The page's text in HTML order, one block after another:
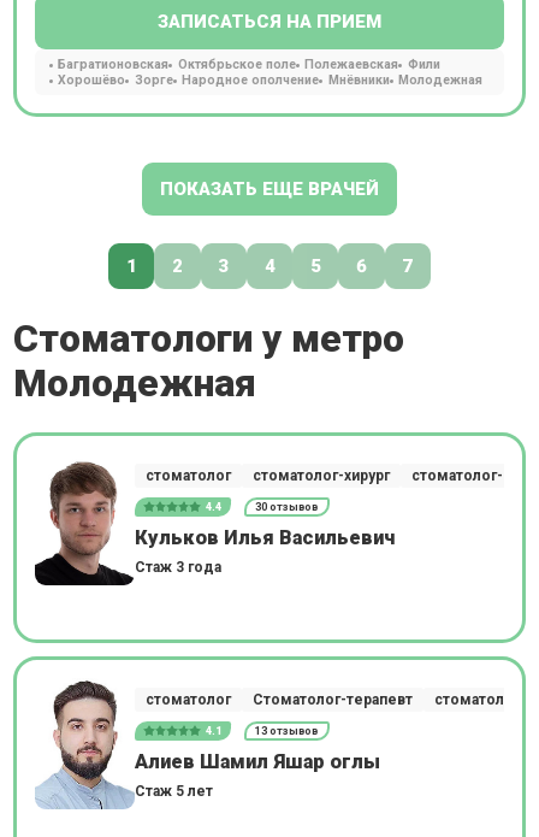
ЗАПИСАТЬСЯ НА ПРИЕМ
Багратионовская Октябрьское поле Полежаевская
Фили
Хорошёво
Зорге Народное ополчение Мнёвники Молодежная
ПОКАЗАТЬ ЕЩЕ ВРАЧЕЙ
1 2 3 4 5 6 7
Стоматологи у метро
Молодежная
стоматолог стоматолог-хирург стоматолог-
4.4 30 отзывов
Кульков Илья Васильевич
Стаж 3 года
стоматолог Стоматолог-терапевт стоматолог-
4.1 13 отзывов
Алиев Шамил Яшар оглы
Стаж 5 лет